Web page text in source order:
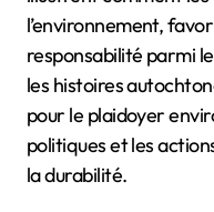
l’environnement,
responsabilité parmi
les histoires
pour le plaidoyer
politiques et les
la durabilité.